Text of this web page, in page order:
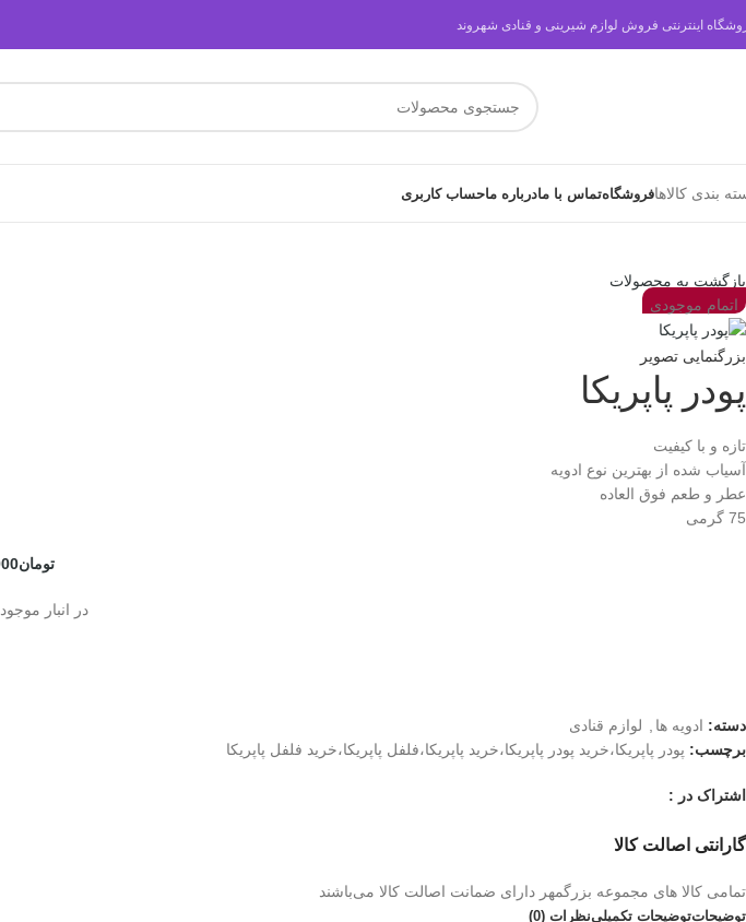
اینترنتی فروش لوازم شیرینی و قنادی شهروند
بندی کالاهافروشگاهتماس با مادرباره ماحساب کاربری
بازگشت به محصولات
اتمام موجودی
بزرگنمایی تصویر
پودر پاپریکا
تازه و با کیفیت
آسیاب شده از بهترین نوع ادویه
عطر و طعم فوق العاده
75 گرمی
تومان
در انبار
دسته: ادویه ها
لوازم قنادی
برچسب: پودر پاپریکا،خرید پودر پاپریکا،خرید پاپریکا،فلفل پاپریکا،خرید فلفل پاپریکا
اشتراک در :
گارانتی اصالت کالا
تمامی کالا های مجموعه بزرگمهر دارای ضمانت اصالت کالا می‌باشند
توضیحاتتوضیحات تکمیلینظرات (0)